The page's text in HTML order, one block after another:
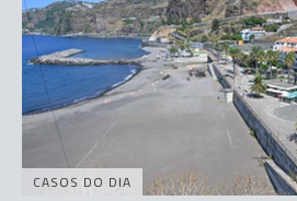
CASOS DO DIA